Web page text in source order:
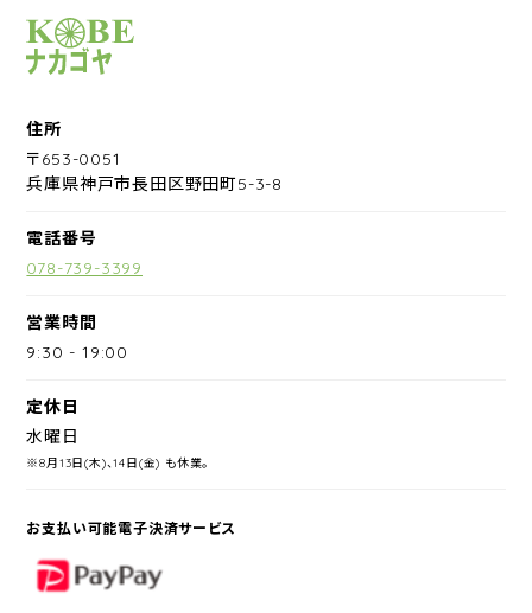
サイクルショップナカゴヤ
住所
〒653-0051
兵庫県神戸市長田区野田町5-3-8
電話番号
078-739-3399
営業時間
9:30 -19:00
定休日
水曜日
※8月13日(木)、14日(金) も休業。
お支払い可能電子決済サービス
PayPay